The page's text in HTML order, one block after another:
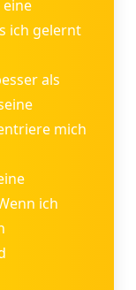
eine
ich gelernt
als
mich
ich